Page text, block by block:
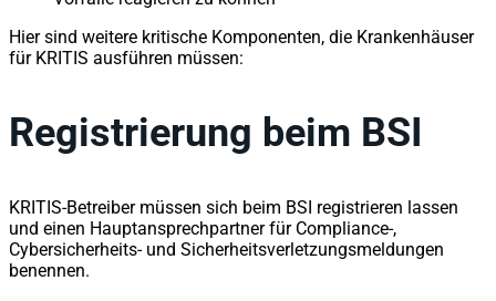
Hier sind weitere kritische Komponenten, die Krankenhäuser
für KRITIS ausführen müssen:
Registrierung beim BSI
KRITIS-Betreiber müssen sich beim BSI registrieren lassen
und einen Hauptansprechpartner für Compliance-,
Cybersicherheits- und Sicherheitsverletzungsmeldungen
benennen.